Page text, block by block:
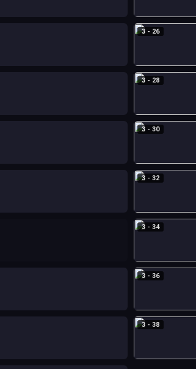
3 - 26
3 - 28
3 - 30
3 - 32
3 - 34
3 - 36
3 - 38